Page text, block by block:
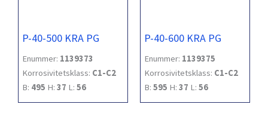
P-40-500 KRA PG
Enummer: 1139373
Korrosivitetsklass: C1-C2
B: 495 H: 37 L: 56
P-40-600 KRA PG
Enummer: 1139375
Korrosivitetsklass: C1-C2
B: 595 H: 37 L: 56